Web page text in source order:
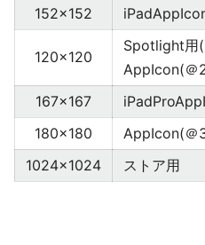
152x152
120x120
Spotlight用
AppIcon(＠
167x167
180x180
AppIcon(＠
1024x1024
ストア用